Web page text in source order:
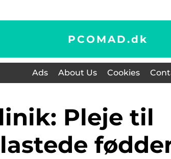
PCOMAD.dk
Ads About Us Cookies